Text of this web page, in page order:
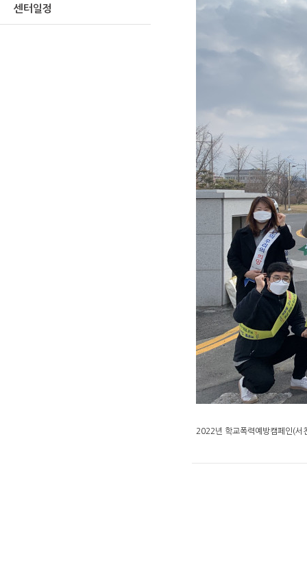
센터일정
2022년 학교폭력예방캠페인(서